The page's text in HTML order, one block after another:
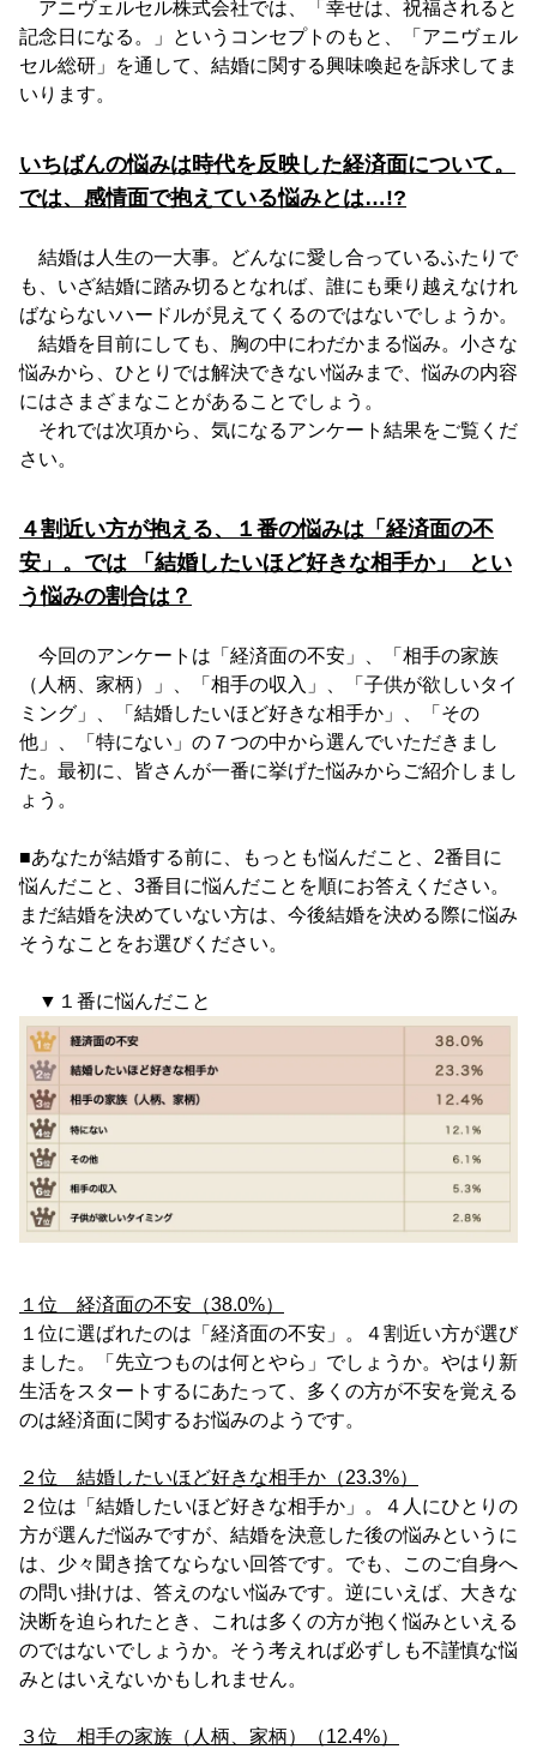
アニヴェルセル株式会社では、「幸せは、祝福されると
記念日になる。」というコンセプトのもと、「アニヴェル
セル総研」を通して、結婚に関する興味喚起を訴求してま
いります。
いちばんの悩みは時代を反映した経済面について。
では、感情面で抱えている悩みとは…!?
結婚は人生の一大事。どんなに愛し合っているふたりで
も、いざ結婚に踏み切るとなれば、誰にも乗り越えなけれ
ばならないハードルが見えてくるのではないでしょうか。
結婚を目前にしても、胸の中にわだかまる悩み。小さな
悩みから、ひとりでは解決できない悩みまで、悩みの内容
にはさまざまなことがあることでしょう。
それでは次項から、気になるアンケート結果をご覧くだ
さい。
４割近い方が抱える、１番の悩みは「経済面の不
安」。 では 「結婚したいほど好きな相手か」 とい
う悩みの割合は？
今回のアンケートは「経済面の不安」、「相手の家族
（人柄、家柄）」、「相手の収入」、「子供が欲しいタイ
ミング」、「結婚したいほど好きな相手か」、「その
他」、「特にない」の７つの中から選んでいただきまし
た。最初に、皆さんが一番に挙げた悩みからご紹介しまし
ょう。
■あなたが結婚する前に、もっとも悩んだこと、2番目に
悩んだこと、3番目に悩んだことを順にお答えください。
まだ結婚を決めていない方は、今後結婚を決める際に悩み
そうなことをお選びください。
▼１番に悩んだこと
１位 経済面の不安（38.0%）
１位に選ばれたのは「経済面の不安」。４割近い方が選び
ました。「先立つものは何とやら」でしょうか。やはり新
生活をスタートするにあたって、多くの方が不安を覚える
のは経済面に関するお悩みのようです。
２位 結婚したいほど好きな相手か（23.3%）
２位は「結婚したいほど好きな相手か」。４人にひとりの
方が選んだ悩みですが、結婚を決意した後の悩みというに
は、少々聞き捨てならない回答です。でも、このご自身へ
の問い掛けは、答えのない悩みです。逆にいえば、大きな
決断を迫られたとき、これは多くの方が抱く悩みといえる
のではないでしょうか。そう考えれば必ずしも不謹慎な悩
みとはいえないかもしれません。
３位 相手の家族（人柄、家柄）（12.4%）